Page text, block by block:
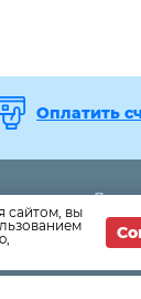
Оплатить
Дома
сайтом, вы